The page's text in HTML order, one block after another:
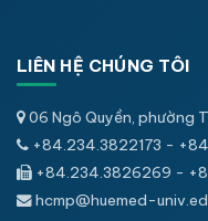
LIÊN HỆ CHÚNG TÔI
06 Ngô Quyền, phường
+84.234.3822173 -
+84.234.3826269 -
hcmp@huemed-